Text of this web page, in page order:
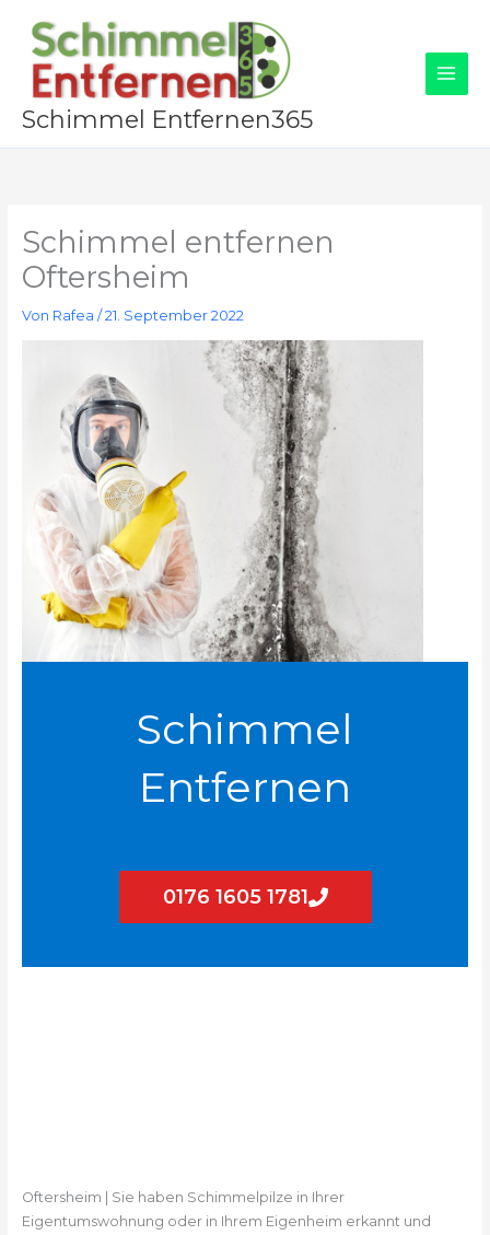
Inhalt
springen
Schimmel Entfernen365
Schimmel entfernen
Oftersheim
Von Rafea /21. September 2022
Schimmel
Entfernen
0176 1605 1781
Oftersheim | Sie haben Schimmelpilze in Ihrer
Eigentumswohnung oder in Ihrem Eigenheim erkannt und